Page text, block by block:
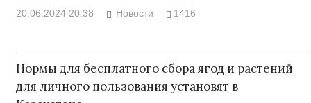
20.06.2024 20:38 Новости 1416
Нормы для бесплатного сбора ягод и растений
для личного пользования установят в